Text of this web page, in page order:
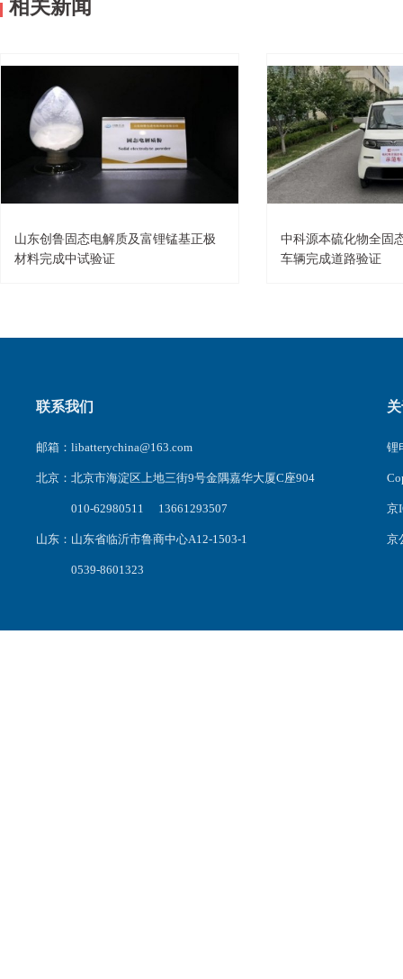
相关新闻
山东创鲁固态电解质及富锂锰基正极
材料完成中试验证
中科源本硫化物全固
车辆完成道路验证
联系我们
邮箱：libatterychina@163.com
北京：北京市海淀区上地三街9号金隅嘉华大厦C座904
010-62980511 13661293507
山东：山东省临沂市鲁商中心A12-1503-1
0539-8601323
锂
京
京